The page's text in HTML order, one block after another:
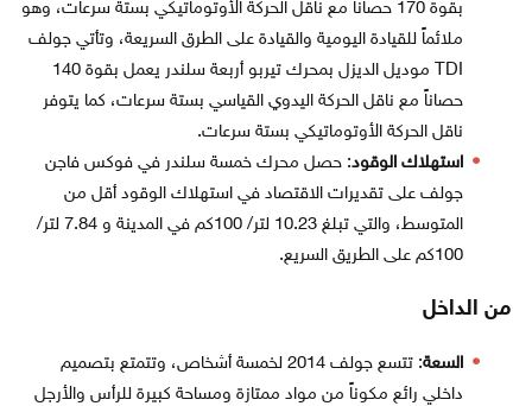
بقوة 170 حصاناً مع ناقل الحركة الأوتوماتيكي بستة سرعات، وهو
ملائماً للقيادة اليومية والقيادة على الطرق السريعة، وتأتي جولف
TDI موديل الديزل بمحرك تيربو أربعة سلندر يعمل بقوة 140
حصاناً مع ناقل الحركة اليدوي القياسي بستة سرعات، كما يتوفر
ناقل الحركة الأوتوماتيكي بستة سرعات.
استهلاك الوقود: حصل محرك خمسة سلندر في فوكس فاجن
جولف على تقديرات الاقتصاد في استهلاك الوقود أقل من
المتوسط،​​ والتي تبلغ 10.23 لتر/ 100كم في المدينة و 7.84 لتر/
100كم على الطريق السريع.
من الداخل
السعة
: تتسع جولف 2014 لخمسة أشخاص، وتتمتع بتصميم
داخلي رائع مكوناً من مواد ممتازة ومساحة كبيرة للرأس والأرجل